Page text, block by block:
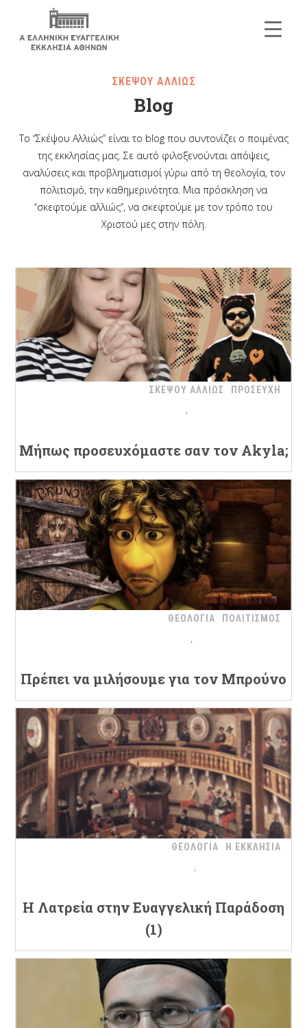
ΣΚΕΨΟΥ ΑΛΛΙΩΣ
Blog
Το “Σκέψου Αλλιώς” είναι το blog που συντονίζει ο ποιμένας
της εκκλησίας μας. Σε αυτό φιλοξενούνται απόψεις,
αναλύσεις και προβληματισμοί γύρω από τη θεολογία, τον
πολιτισμό, την καθημερινότητα. Μια πρόσκληση να
“σκεφτούμε αλλιώς”, να σκεφτούμε με τον τρόπο του
Χριστού μες στην πόλη.
ΣΚΕΨΟΥ ΑΛΛΙΩΣ ΠΡΟΣΕΥΧΗ
Μήπως προσευχόμαστε σαν τον Akyla;
ΘΕΟΛΟΓΙΑ ΠΟΛΙΤΙΣΜΟΣ
Πρέπει να μιλήσουμε για τον Μπρούνο
ΘΕΟΛΟΓΙΑ Η ΕΚΚΛΗΣΙΑ
H Λατρεία στην Ευαγγελική Παράδοση
(1)